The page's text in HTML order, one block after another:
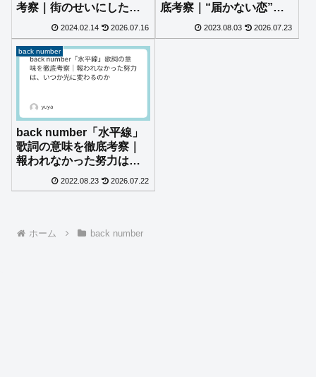
考察｜街のせいにした恋
心と、届かない片思いの
結末
2024.02.14 2026.07.16
底考察｜“届かない恋”を
妄想し続ける主人公の正
体
2023.08.03 2026.07.23
back number
back number「水平線」
歌詞の意味を徹底考察｜
報われなかった努力は、
いつか光に変わるのか
2022.08.23 2026.07.22
ホーム back number